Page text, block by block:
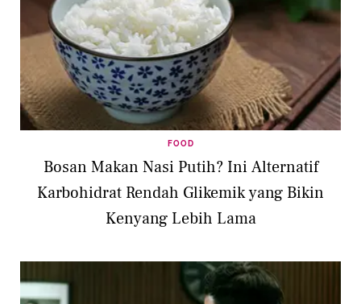
FOOD
Bosan Makan Nasi Putih? Ini Alternatif
Karbohidrat Rendah Glikemik yang Bikin
Kenyang Lebih Lama